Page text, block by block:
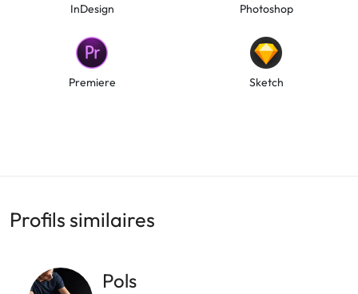
InDesign Photoshop
Premiere Sketch
Profils similaires
Pols